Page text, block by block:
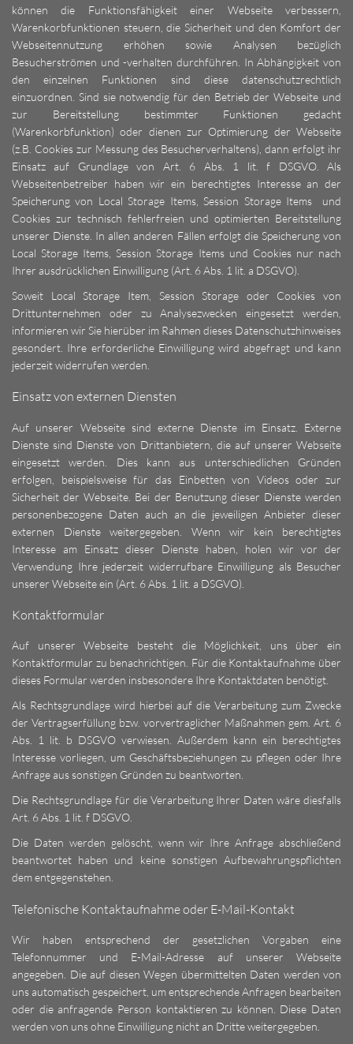
können die Funktionsfähigkeit einer Webseite verbessern,
Warenkorbfunktionen steuern, die Sicherheit und den Komfort der
Webseitennutzung erhöhen sowie Analysen bezüglich
Besucherströmen und -verhalten durchführen. In Abhängigkeit von
den einzelnen Funktionen sind diese datenschutzrechtlich
einzuordnen. Sind sie notwendig für den Betrieb der Webseite und
zur Bereitstellung bestimmter Funktionen gedacht
(Warenkorbfunktion) oder dienen zur Optimierung der Webseite
(z.B. Cookies zur Messung des Besucherverhaltens), dann erfolgt ihr
Einsatz auf Grundlage von Art. 6 Abs. 1 lit. f DSGVO. Als
Webseitenbetreiber haben wir ein berechtigtes Interesse an der
Speicherung von Local Storage Items, Session Storage Items und
Cookies zur technisch fehlerfreien und optimierten Bereitstellung
unserer Dienste. In allen anderen Fällen erfolgt die Speicherung von
Local Storage Items, Session Storage Items und Cookies nur nach
Ihrer ausdrücklichen Einwilligung (Art. 6 Abs. 1 lit. a DSGVO).
Soweit Local Storage Item, Session Storage oder Cookies von
Drittunternehmen oder zu Analysezwecken eingesetzt werden,
informieren wir Sie hierüber im Rahmen dieses Datenschutzhinweises
gesondert. Ihre erforderliche Einwilligung wird abgefragt und kann
jederzeit widerrufen werden.
Einsatz von externen Diensten
Auf unserer Webseite sind externe Dienste im Einsatz. Externe
Dienste sind Dienste von Drittanbietern, die auf unserer Webseite
eingesetzt werden. Dies kann aus unterschiedlichen Gründen
erfolgen, beispielsweise für das Einbetten von Videos oder zur
Sicherheit der Webseite. Bei der Benutzung dieser Dienste werden
personenbezogene Daten auch an die jeweiligen Anbieter dieser
externen Dienste weitergegeben. Wenn wir kein berechtigtes
Interesse am Einsatz dieser Dienste haben, holen wir vor der
Verwendung Ihre jederzeit widerrufbare Einwilligung als Besucher
unserer Webseite ein (Art. 6 Abs. 1 lit. a DSGVO).
Kontaktformular
Auf unserer Webseite besteht die Möglichkeit, uns über ein
Kontaktformular zu benachrichtigen. Für die Kontaktaufnahme über
dieses Formular werden insbesondere Ihre Kontaktdaten benötigt.
Als Rechtsgrundlage wird hierbei auf die Verarbeitung zum Zwecke
der Vertragserfüllung bzw. vorvertraglicher Maßnahmen gem. Art. 6
Abs. 1 lit. b DSGVO verwiesen. Außerdem kann ein berechtigtes
Interesse vorliegen, um Geschäftsbeziehungen zu pflegen oder Ihre
Anfrage aus sonstigen Gründen zu beantworten.
Die Rechtsgrundlage für die Verarbeitung Ihrer Daten wäre diesfalls
Art. 6 Abs. 1 lit. f DSGVO.
Die Daten werden gelöscht, wenn wir Ihre Anfrage abschließend
beantwortet haben und keine sonstigen Aufbewahrungspflichten
dem entgegenstehen.
Telefonische Kontaktaufnahme oder E-Mail-Kontakt
Wir haben entsprechend der gesetzlichen Vorgaben eine
Telefonnummer und E-Mail-Adresse auf unserer Webseite
angegeben. Die auf diesen Wegen übermittelten Daten werden von
uns automatisch gespeichert, um entsprechende Anfragen bearbeiten
oder die anfragende Person kontaktieren zu können. Diese Daten
werden von uns ohne Einwilligung nicht an Dritte weitergegeben.